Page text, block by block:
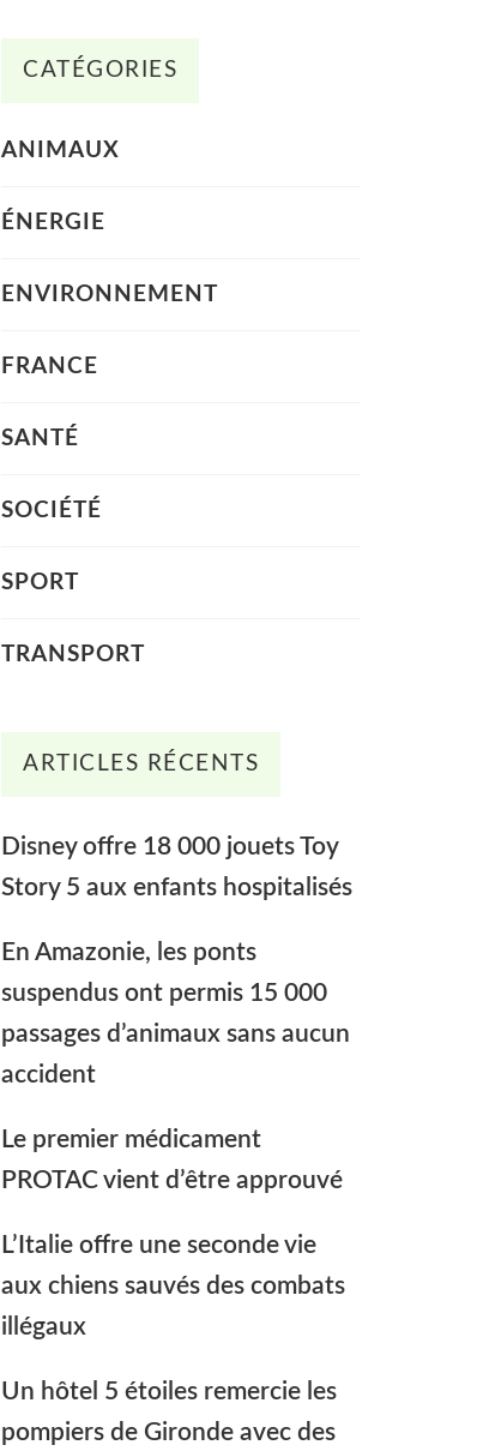
CATÉGORIES
ANIMAUX
ÉNERGIE
ENVIRONNEMENT
FRANCE
SANTÉ
SOCIÉTÉ
SPORT
TRANSPORT
ARTICLES RÉCENTS
Disney offre 18 000 jouets Toy
Story 5 aux enfants hospitalisés
En Amazonie, les ponts
suspendus ont permis 15 000
passages d’animaux sans aucun
accident
Le premier médicament
PROTAC vient d’être approuvé
L’Italie offre une seconde vie
aux chiens sauvés des combats
illégaux
Un hôtel 5 étoiles remercie les
pompiers de Gironde avec des